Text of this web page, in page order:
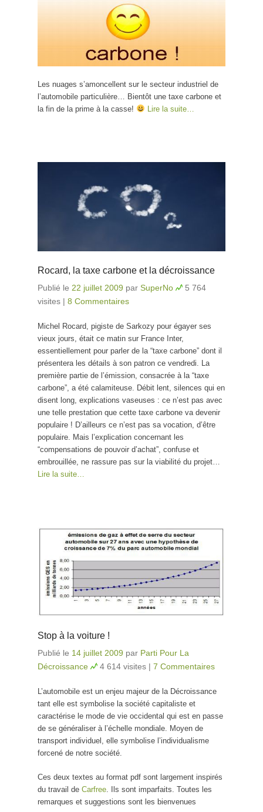
Les nuages s’amoncellent sur le secteur industriel de
l’automobile particulière… Bientôt une taxe carbone et
la fin de la prime à la casse!
Lire la suite…
Rocard, la taxe carbone et la décroissance
Publié le 22 juillet 2009 par SuperNo
5 764
visites | 8 Commentaires
Michel Rocard, pigiste de Sarkozy pour égayer ses
vieux jours, était ce matin sur France Inter,
essentiellement pour parler de la “taxe carbone” dont il
présentera les détails à son patron ce vendredi. La
première partie de l’émission, consacrée à la “taxe
carbone”, a été calamiteuse. Débit lent, silences qui en
disent long, explications vaseuses : ce n’est pas avec
une telle prestation que cette taxe carbone va devenir
populaire ! D’ailleurs ce n’est pas sa vocation, d’être
populaire. Mais l’explication concernant les
“compensations de pouvoir d’achat”, confuse et
embrouillée, ne rassure pas sur la viabilité du projet…
Lire la suite…
Stop à la voiture !
Publié le 14 juillet 2009 par Parti Pour La
Décroissance
4 614 visites | 7 Commentaires
L’automobile est un enjeu majeur de la Décroissance
tant elle est symbolise la société capitaliste et
caractérise le mode de vie occidental qui est en passe
de se généraliser à l’échelle mondiale. Moyen de
transport individuel, elle symbolise l’individualisme
forcené de notre société.
Ces deux textes au format pdf sont largement inspirés
du travail de Carfree. Ils sont imparfaits. Toutes les
remarques et suggestions sont les bienvenues